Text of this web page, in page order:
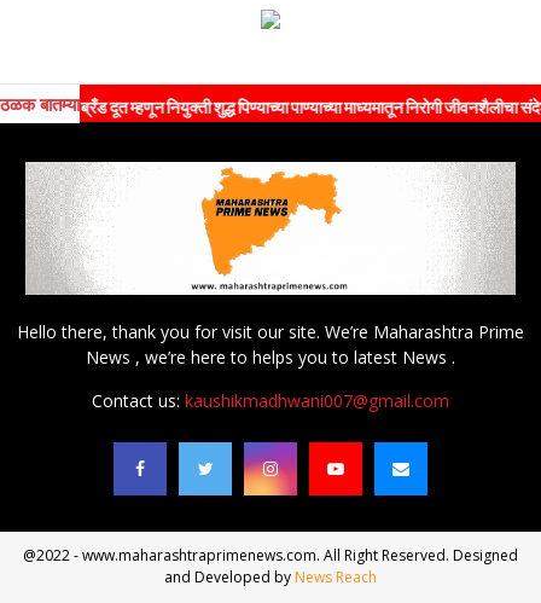
ठळक बातम्या
दूत म्हणून नियुक्ती शुद्ध पिण्याच्या पाण्याच्या माध्यमातून निरोगी जीवनशैलीचा संदेश
Hello there, thank you for visit our site. We’re Maharashtra Prime
News , we’re here to helps you to latest News .
Contact us: kaushikmadhwani007@gmail.com
@2022 - www.maharashtraprimenews.com. All Right Reserved. Designed
and Developed by News Reach